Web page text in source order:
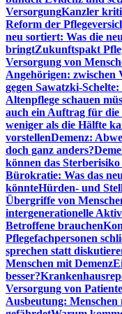
VersorgungKanzler
Reform der
neu sortiert: Was die
bringtZukunftspakt
Versorgung von
Angehörigen: zwischen
gegen Sawatzki-
Altenpflege schauen
auch ein Auftrag für die
weniger als die Hälfte
vorstellenDemenz:
doch ganz anders?
können das Sterberisiko
Bürokratie: Was das
könnteHürden- und
Übergriffe von
intergenerationelle
Betroffene brauchen
Pflegefachpersonen
sprechen statt
Menschen mit Demenz
besser?
Versorgung von
Ausbeutung: Menschen